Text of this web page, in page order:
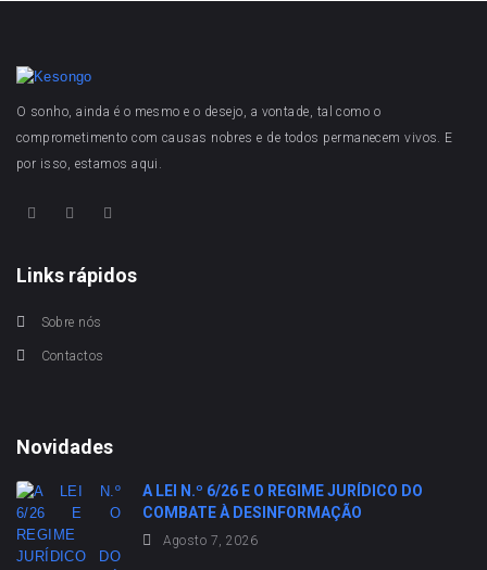
O sonho, ainda é o mesmo e o desejo, a vontade, tal como o
comprometimento com causas nobres e de todos permanecem vivos. E
por isso, estamos aqui.
Links rápidos
Sobre nós
Contactos
Novidades
A LEI N.º 6/26 E O REGIME JURÍDICO DO
COMBATE À DESINFORMAÇÃO
Agosto 7, 2026